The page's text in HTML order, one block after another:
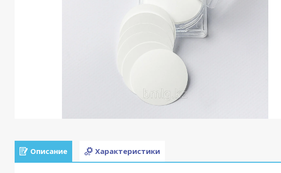
Описание Характеристики